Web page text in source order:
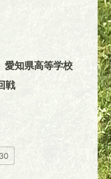
知県高等学校
戦